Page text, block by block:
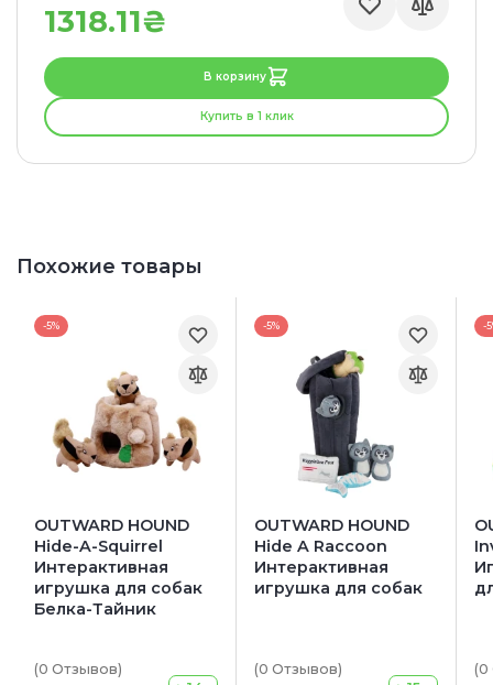
1318.11₴
В корзину
Купить в 1 клик
Похожие товары
-5%
OUTWARD HOUND
Hide-A-Squirrel
Интерактивная
игрушка для собак
Белка-Тайник
(0 Отзывов)
-5%
OUTWARD HOUND
Hide A Raccoon
Интерактивная
игрушка для собак
(0 Отзывов)
-
(0